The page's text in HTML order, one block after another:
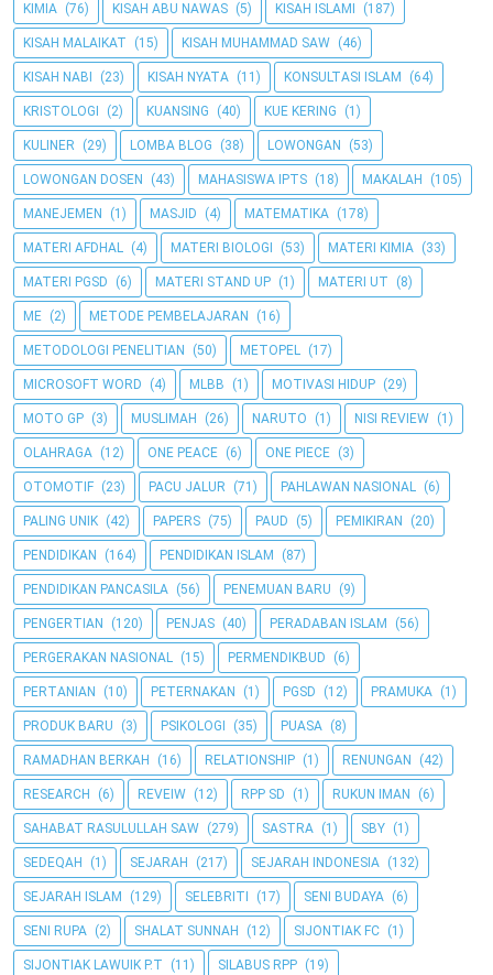
KIMIA (76) KISAH ABU NAWAS (5) KISAH ISLAMI (187)
KISAH MALAIKAT (15) KISAH MUHAMMAD SAW (46)
KISAH NABI (23) KISAH NYATA (11) KONSULTASI ISLAM (64)
KRISTOLOGI (2) KUANSING (40) KUE KERING (1)
KULINER (29) LOMBA BLOG (38) LOWONGAN (53)
LOWONGAN DOSEN (43) MAHASISWA IPTS (18) MAKALAH (105)
MANEJEMEN (1) MASJID (4) MATEMATIKA (178)
MATERI AFDHAL (4) MATERI BIOLOGI (53) MATERI KIMIA (33)
MATERI PGSD (6) MATERI STAND UP (1) MATERI UT (8)
ME (2) METODE PEMBELAJARAN (16)
METODOLOGI PENELITIAN (50) METOPEL (17)
MICROSOFT WORD (4) MLBB (1) MOTIVASI HIDUP (29)
MOTO GP (3) MUSLIMAH (26) NARUTO (1) NISI REVIEW (1)
OLAHRAGA (12) ONE PEACE (6) ONE PIECE (3)
OTOMOTIF (23) PACU JALUR (71) PAHLAWAN NASIONAL (6)
PALING UNIK (42) PAPERS (75) PAUD (5) PEMIKIRAN (20)
PENDIDIKAN (164) PENDIDIKAN ISLAM (87)
PENDIDIKAN PANCASILA (56) PENEMUAN BARU (9)
PENGERTIAN (120) PENJAS (40) PERADABAN ISLAM (56)
PERGERAKAN NASIONAL (15) PERMENDIKBUD (6)
PERTANIAN (10) PETERNAKAN (1) PGSD (12) PRAMUKA (1)
PRODUK BARU (3) PSIKOLOGI (35) PUASA (8)
RAMADHAN BERKAH (16) RELATIONSHIP (1) RENUNGAN (42)
RESEARCH (6) REVEIW (12) RPP SD (1) RUKUN IMAN (6)
SAHABAT RASULULLAH SAW (279) SASTRA (1) SBY (1)
SEDEQAH (1) SEJARAH (217) SEJARAH INDONESIA (132)
SEJARAH ISLAM (129) SELEBRITI (17) SENI BUDAYA (6)
SENI RUPA (2) SHALAT SUNNAH (12) SIJONTIAK FC (1)
SIJONTIAK LAWUIK P.T (11) SILABUS RPP (19)